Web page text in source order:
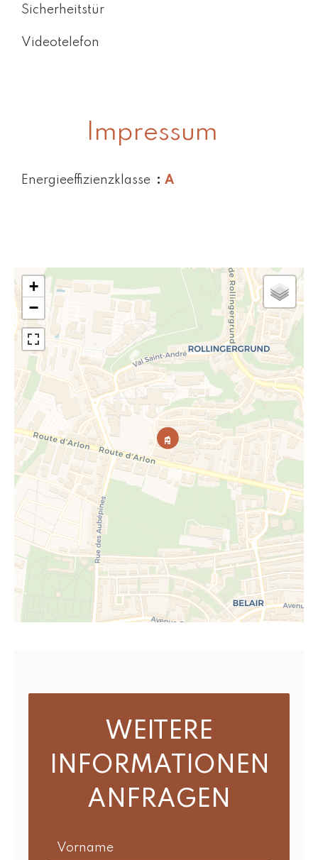
Sicherheitstür
Videotelefon
Impressum
Energieeffizienzklasse A
+
−
WEITERE
INFORMATIONEN
ANFRAGEN